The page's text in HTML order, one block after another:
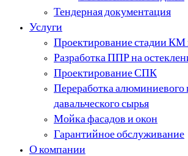
Тендерная документация
Услуги
Проектирование стадии
Разработка ППР на
Проектирование СПК
Переработка алюминиевого
давальческого сырья
Мойка фасадов и окон
Гарантийное обслуживание
О компании